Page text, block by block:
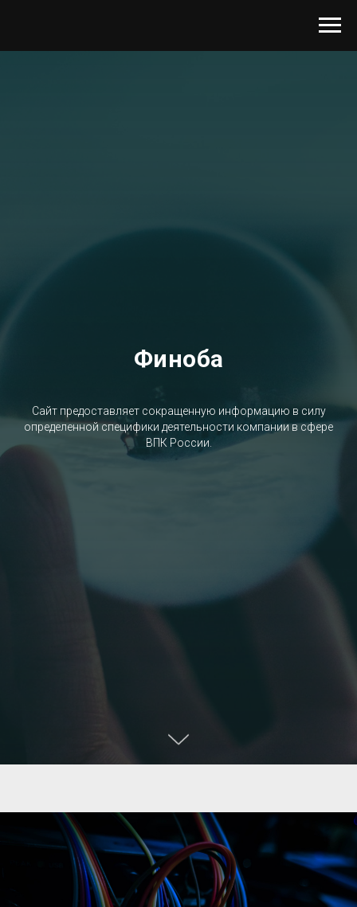
Финоба
Сайт предоставляет сокращенную информацию в силу
определенной специфики деятельности компании в сфере
ВПК России.